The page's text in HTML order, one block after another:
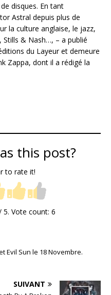
disques. En tant
Astral depuis plus de
la culture anglaise, le jazz,
Stills & Nash…, – a publié
du Layeur et demeure
Zappa, dont il a rédigé la
this post?
to rate it!
5. Vote count: 6
Evil Sun le 18 Novembre.
SUIVANT